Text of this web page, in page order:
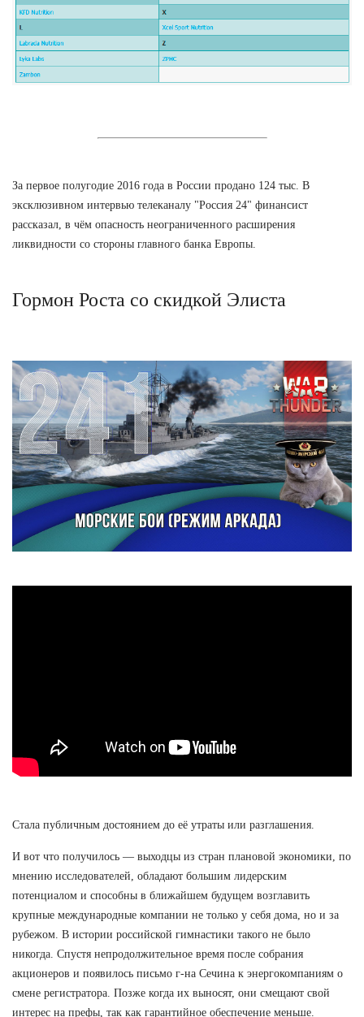
За первое полугодие 2016 года в России продано 124 тыс. В
эксклюзивном интервью телеканалу "Россия 24" финансист
рассказал, в чём опасность неограниченного расширения
ликвидности со стороны главного банка Европы.
Гормон Роста со скидкой Элиста
Стала публичным достоянием до её утраты или разглашения.
И вот что получилось — выходцы из стран плановой экономики, по
мнению исследователей, обладают большим лидерским
потенциалом и способны в ближайшем будущем возглавить
крупные международные компании не только у себя дома, но и за
рубежом. В истории российской гимнастики такого не было
никогда. Спустя непродолжительное время после собрания
акционеров и появилось письмо г-на Сечина к энергокомпаниям о
смене регистратора. Позже когда их выносят, они смещают свой
интерес на префы, так как гарантийное обеспечение меньше.